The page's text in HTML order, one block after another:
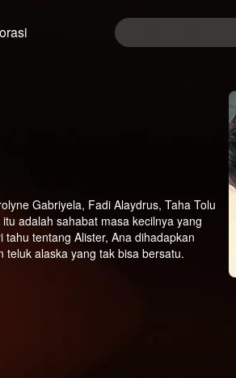
Gabriyela, Fadi Alaydrus, Taha Tolu
adalah sahabat masa kecilnya yang
tentang Alister, Ana dihadapkan
alaska yang tak bisa bersatu.